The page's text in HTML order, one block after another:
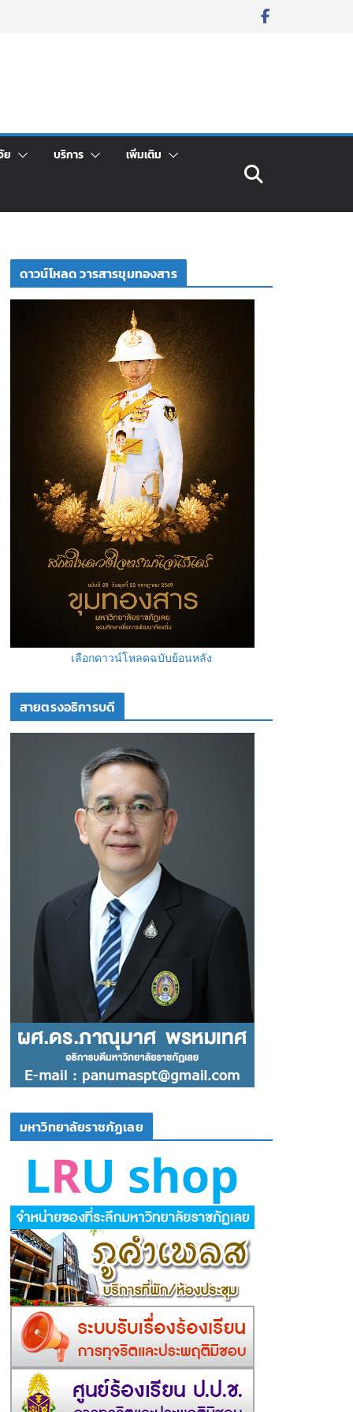
ย บริการ เพิ่มเติม
ดาวน์โหลด วารสารขุมทองสาร
เลือกดาวน์โหลดฉบับย้อนหลัง
สายตรงอธิการบดี
มหาวิทยาลัยราชภัฏเลย